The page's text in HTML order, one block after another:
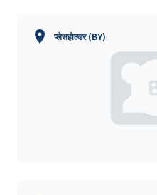
प्लेसहोल्डर (BY)